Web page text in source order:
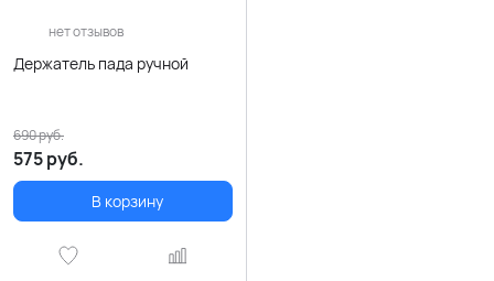
нет отзывов
Держатель пада ручной
575руб.
690руб.
В корзину